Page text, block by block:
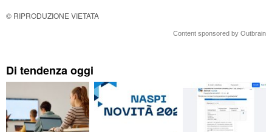
© RIPRODUZIONE VIETATA
Content sponsored by Outbrain
Di tendenza oggi